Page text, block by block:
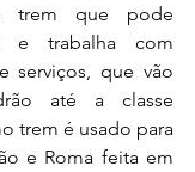
trem que pode
e trabalha com
serviços, que vão
até a classe
trem é usado para
e Roma feita em